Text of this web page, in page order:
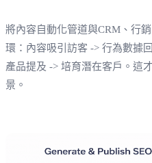
將內容自動化管道與CRM、行
環：內容吸引訪客 -> 行為數據
產品提及 -> 培育潛在客戶。這
景。